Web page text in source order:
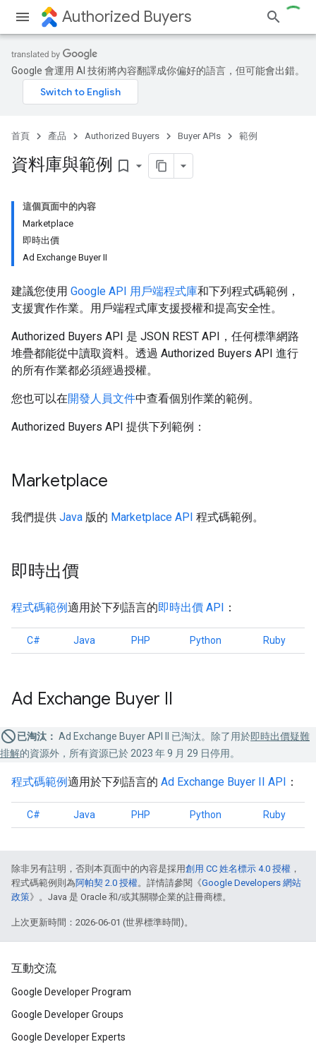
Authorized Buyers
Google 會運用 AI 技術將內容翻譯成你偏好的語言，但可能會出錯。
首頁 產品 Authorized Buyers Buyer APIs 範例
資料庫與範例 bookmark_border
這個頁面中的內容
Marketplace
即時出價
Ad Exchange Buyer II
建議您使用 Google API 用戶端程式庫和下列程式碼範例，
支援實作作業。用戶端程式庫支援授權和提高安全性。
Authorized Buyers API 是 JSON REST API，任何標準網路
堆疊都能從中讀取資料。透過 Authorized Buyers API 進行
的所有作業都必須經過授權。
您也可以在開發人員文件中查看個別作業的範例。
Authorized Buyers API 提供下列範例：
Marketplace
我們提供 Java 版的 Marketplace API 程式碼範例。
即時出價
程式碼範例適用於下列語言的即時出價 API ：
C# Java PHP Python Ruby
Ad Exchange Buyer II
已淘汰： Ad Exchange Buyer API II 已淘汰。除了用於即時出價疑難
排解的資源外，所有資源已於 2023 年 9 月 29 日停用。
程式碼範例適用於下列語言的 Ad Exchange Buyer II API ：
C# Java PHP Python Ruby
除非另有註明，否則本頁面中的內容是採用創用 CC 姓名標示 4.0 授權 ，
程式碼範例則為阿帕契 2.0 授權。詳情請參閱《Google Developers 網站
政策》。Java 是 Oracle 和/或其關聯企業的註冊商標。
上次更新時間：2026-06-01 (世界標準時間)。
互動交流
Google Developer Program
Google Developer Groups
Google Developer Experts